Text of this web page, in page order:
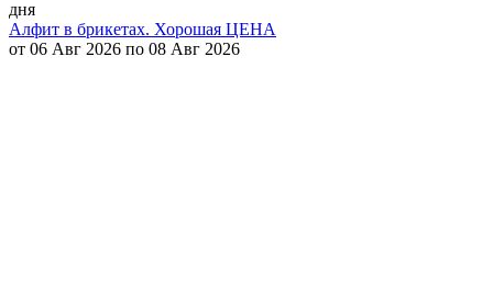
дня
Алфит в брикетах. Хорошая ЦЕНА
от 06 Авг 2026 по 08 Авг 2026